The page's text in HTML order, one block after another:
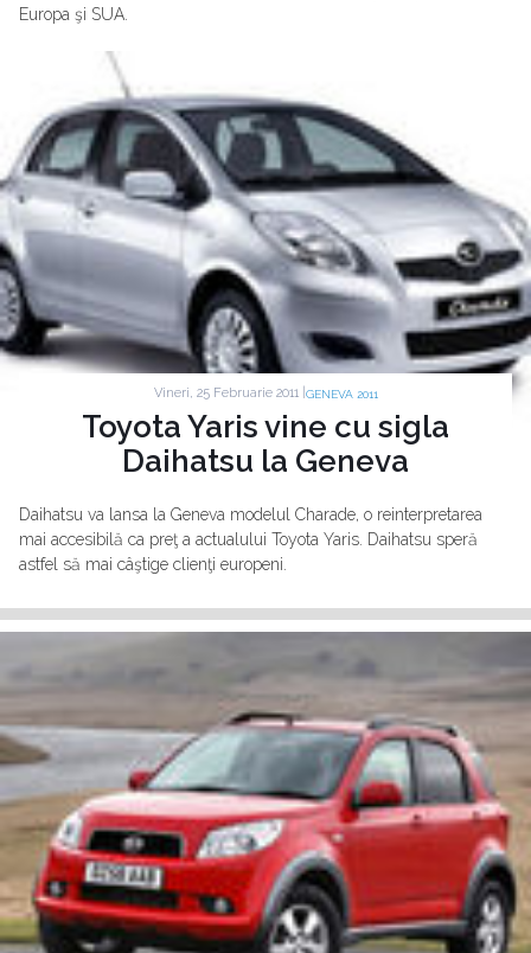
Europa şi SUA.
Vineri, 25 Februarie 2011 | GENEVA 2011
Toyota Yaris vine cu sigla
Daihatsu la Geneva
Daihatsu va lansa la Geneva modelul Charade, o reinterpretarea
mai accesibilă ca preţ a actualului Toyota Yaris. Daihatsu speră
astfel să mai câştige clienţi europeni.